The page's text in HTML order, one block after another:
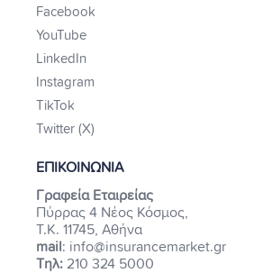
Facebook
YouTube
LinkedIn
Instagram
TikTok
Twitter (X)
ΕΠΙΚΟΙΝΩΝΙΑ
Γραφεία Εταιρείας
Πύρρας 4 Νέος Κόσμος,
Τ.Κ. 11745, Αθήνα
mail: info@insurancemarket.gr
Τηλ: 210 324 5000